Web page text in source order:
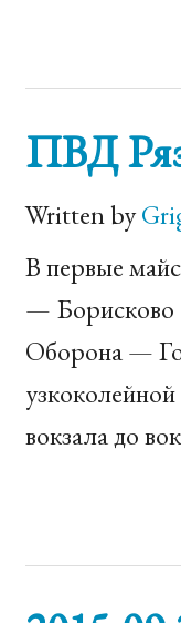
ПВД
Written by
В первые
— Борисково
Оборона —
вокзала до